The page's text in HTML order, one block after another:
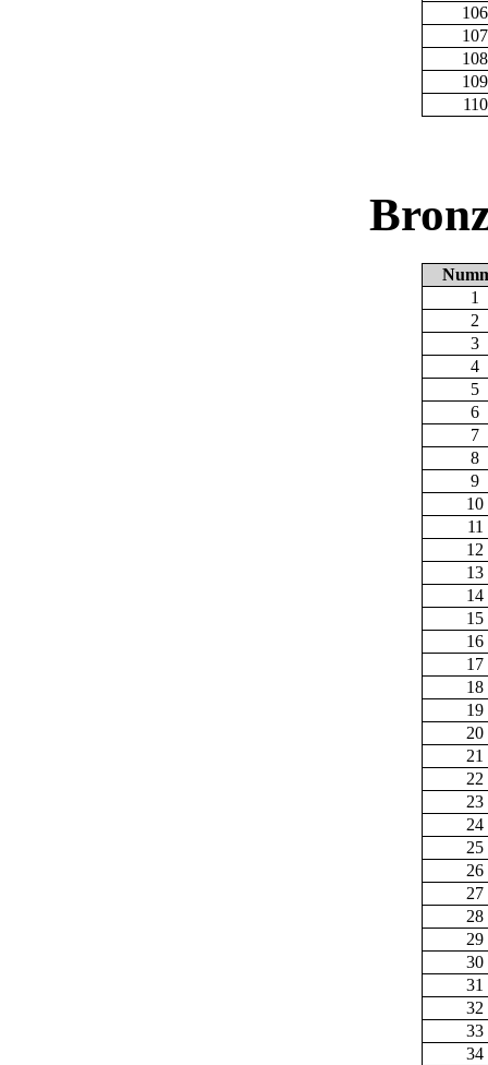
106
107
108
109
110
1
2
3
4
5
6
7
8
9
10
11
12
13
14
15
16
17
18
19
20
21
22
23
24
25
26
27
28
29
30
31
32
33
34